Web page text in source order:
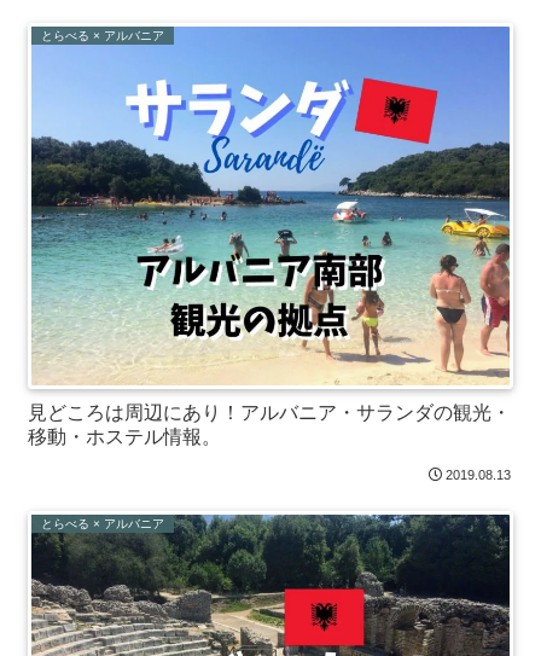
とらべる × アルバニア
見どころは周辺にあり！アルバニア・サランダの観光・
移動・ホステル情報。
2019.08.13
とらべる × アルバニア